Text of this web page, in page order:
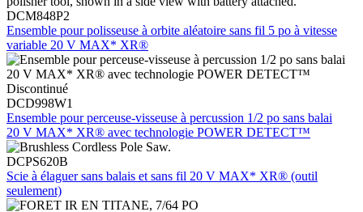
DCM848P2
Ensemble pour polisseuse à orbite aléatoire sans fil 5 po à vitesse
variable 20 V MAX* XR®
Discontinué
DCD998W1
Ensemble pour perceuse-visseuse à percussion 1/2 po sans balai
20 V MAX* XR® avec technologie POWER DETECT™
DCPS620B
Scie à élaguer sans balais et sans fil 20 V MAX* XR® (outil
seulement)